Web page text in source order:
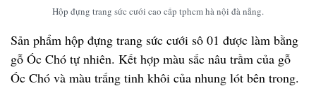
Hộp đựng trang sức cưới cao cấp tphcm hà nội đà nẵng.
Sản phẩm hộp đựng trang sức cưới sô 01 được làm bằng
gỗ Óc Chó tự nhiên. Kết hợp màu sắc nâu trầm của gỗ
Óc Chó và màu trắng tinh khôi của nhung lót bên trong.